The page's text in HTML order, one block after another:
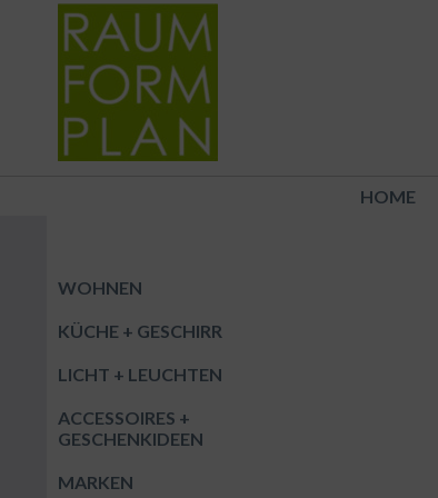
HOME
WOHNEN
KÜCHE + GESCHIRR
LICHT + LEUCHTEN
ACCESSOIRES +
GESCHENKIDEEN
MARKEN